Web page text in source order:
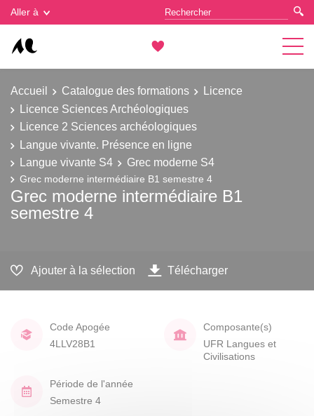
Aller à
Accueil Catalogue des formations
Licence
Licence Sciences Archéologiques
Licence 2 Sciences archéologiques
Langue vivante. Présence en ligne
Langue vivante S4
Grec moderne S4
Grec moderne intermédiaire B1 semestre 4
Grec moderne intermédiaire B1
semestre 4
Ajouter à la sélection Télécharger
Code Apogée
4LLV28B1
Composante(s)
UFR Langues et
Civilisations
Période de l'année
Semestre 4
Gestion des cookies